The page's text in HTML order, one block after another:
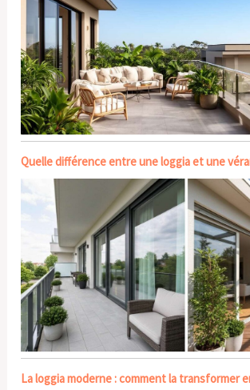
Quelle différence entre une loggia et une
La loggia moderne : comment la transformer